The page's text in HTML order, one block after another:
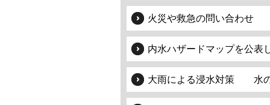
火災や救急の問い合わせ
内水ハザードマップを公表
大雨による浸水対策 水